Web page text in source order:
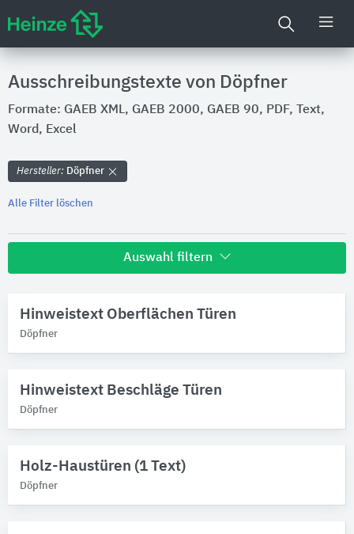
Ausschreibungstexte von Döpfner
Formate: GAEB XML, GAEB 2000, GAEB 90, PDF, Text,
Word, Excel
Hersteller: Döpfner
Alle Filter löschen
Auswahl filtern
Döpfner
Marken
Produktkategorie
Türen
Hinweistext Oberflächen Türen
Döpfner
Hinweistext Beschläge Türen
Döpfner
Holz-Haustüren (1 Text)
Döpfner